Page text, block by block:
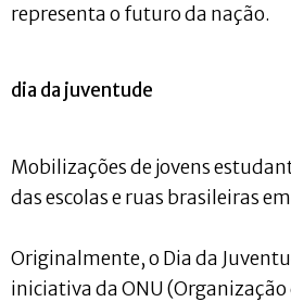
representa o futuro da nação.
dia da juventude
Mobilizações de jovens
das escolas e ruas brasileiras
Originalmente, o Dia da
iniciativa da ONU (Organização